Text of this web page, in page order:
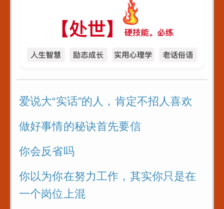
爱说大“实话”的人，肯定不招人喜欢
做好事情的秘诀首先要信
你会反省吗
你以为你在努力工作，其实你只是在
一个岗位上混